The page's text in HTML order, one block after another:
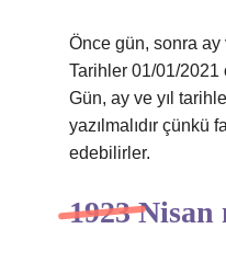
Önce gün, sonra ay
Tarihler 01/01/2021
Gün, ay ve yıl
yazılmalıdır çünkü
edebilirler.
1923 Nisan